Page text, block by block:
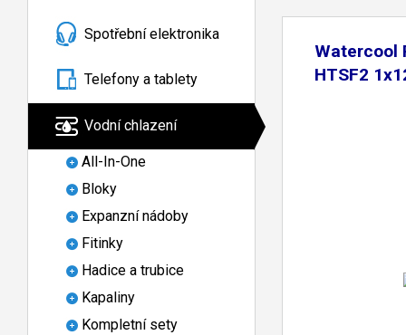
Spotřební elektronika
Telefony a tablety
Vodní chlazení
All-In-One
Bloky
Expanzní nádoby
Fitinky
Hadice a trubice
Kapaliny
Kompletní sety
Watercool
HTSF2